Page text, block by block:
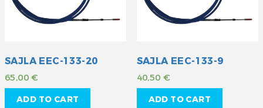
SAJLA EEC-133-20
65,00€
ADD TO CART
SAJLA EEC-133-9
40,50€
ADD TO CART